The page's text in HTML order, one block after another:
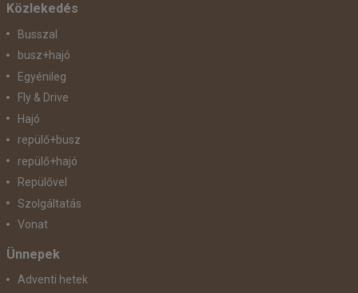
Közlekedés
Busszal
busz+hajó
Egyénileg
Fly & Drive
Hajó
repülő+busz
repülő+hajó
Repülővel
Szolgáltatás
Vonat
Ünnepek
Adventi hetek